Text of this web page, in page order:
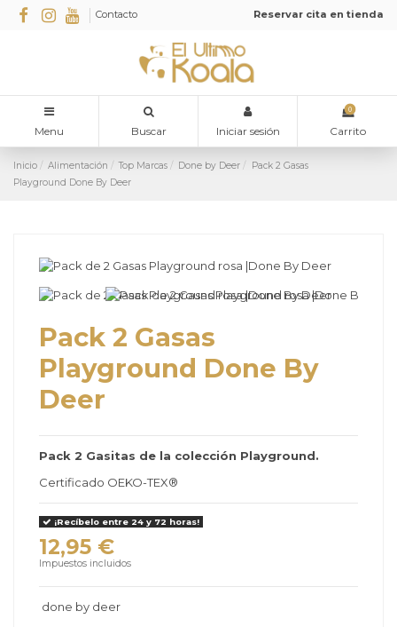
Contacto Reservar cita en tienda
Menu Buscar Iniciar sesión
0
Carrito
Inicio Alimentación Top Marcas Done by Deer
Pack 2 Gasas
Playground Done By Deer
Pack 2 Gasas
Playground Done By
Deer
Pack 2 Gasitas de la colección Playground.
Certificado OEKO-TEX®
¡Recíbelo entre 24 y 72 horas!
12,95 €
Impuestos incluidos
done by deer